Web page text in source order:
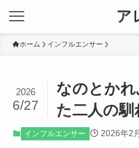
ア
ホーム インフルエンサー
なのとか
た二人の
2026
6/27
インフルエンサー 2026年2